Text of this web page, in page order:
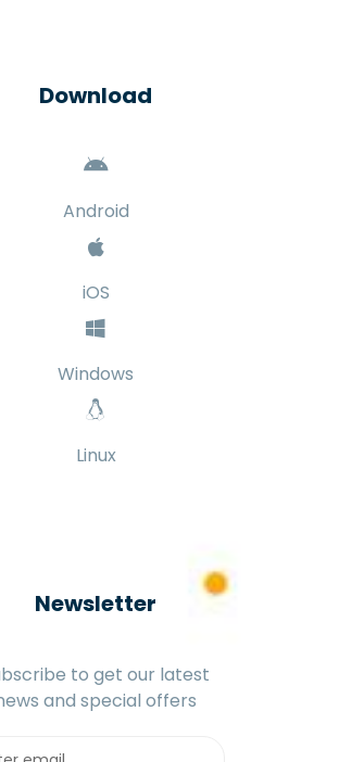
Download
Android
iOS
Windows
Linux
Newsletter
to get our latest
and special offers